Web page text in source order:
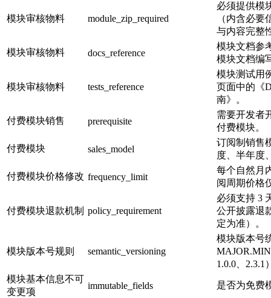
模块审核物料 module_zip_required
必须提供模
（内含必要
与内容完整
模块审核物料 docs_reference
模块文档参
模块文档编
模块审核物料 tests_reference
模块测试用
页面中的《
南》。
付费模块销售 prerequisite
需要开发者
付费模块。
付费模块 sales_model
订阅制销售
度、半年度
付费模块价格修改 frequency_limit
每个自然月
阅周期价格
付费模块退款机制 policy_requirement
必须支持 3
公开披露退
定为准）。
模块版本号规则 semantic_versioning
模块版本号
1.0.0、2.3.1
模块基本信息不可
变更项
immutable_fields 是否为免费